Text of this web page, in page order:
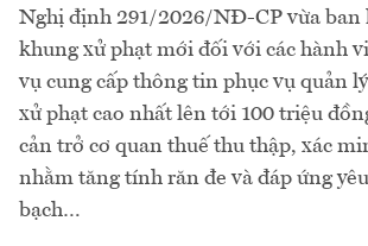
Nghị định 291/2026/NĐ-CP vừa ban
khung xử phạt mới đối với các hành
vụ cung cấp thông tin phục vụ quản
xử phạt cao nhất lên tới 100 triệu
cản trở cơ quan thuế thu thập, xác
nhằm tăng tính răn đe và đáp ứng
bạch…